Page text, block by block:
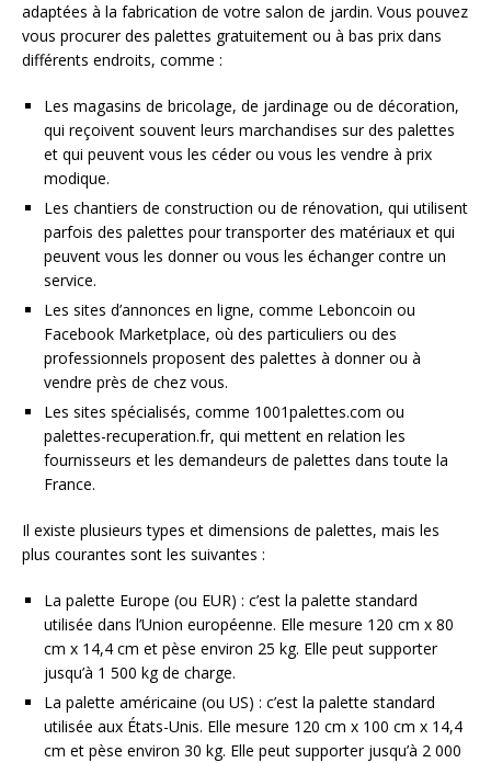
adaptées à la fabrication de votre salon de jardin. Vous pouvez
vous procurer des palettes gratuitement ou à bas prix dans
différents endroits, comme :
Les magasins de bricolage, de jardinage ou de décoration,
qui reçoivent souvent leurs marchandises sur des palettes
et qui peuvent vous les céder ou vous les vendre à prix
modique.
Les chantiers de construction ou de rénovation, qui utilisent
parfois des palettes pour transporter des matériaux et qui
peuvent vous les donner ou vous les échanger contre un
service.
Les sites d’annonces en ligne, comme Leboncoin ou
Facebook Marketplace, où des particuliers ou des
professionnels proposent des palettes à donner ou à
vendre près de chez vous.
Les sites spécialisés, comme 1001palettes.com ou
palettes-recuperation.fr, qui mettent en relation les
fournisseurs et les demandeurs de palettes dans toute la
France.
Il existe plusieurs types et dimensions de palettes, mais les
plus courantes sont les suivantes :
La palette Europe (ou EUR) : c’est la palette standard
utilisée dans l’Union européenne. Elle mesure 120 cm x 80
cm x 14,4 cm et pèse environ 25 kg. Elle peut supporter
jusqu’à 1 500 kg de charge.
La palette américaine (ou US) : c’est la palette standard
utilisée aux États-Unis. Elle mesure 120 cm x 100 cm x 14,4
cm et pèse environ 30 kg. Elle peut supporter jusqu’à 2 000